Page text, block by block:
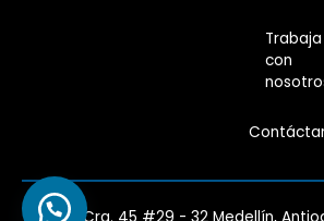
Trabaja
con
Cra. 45 #29 - 32 Medellín,